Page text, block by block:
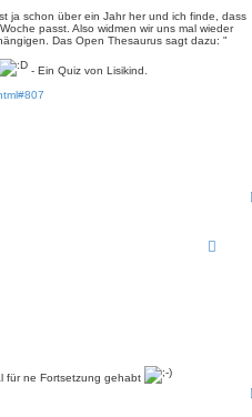
ja schon über ein Jahr her und ich finde, dass
passt. Also widmen wir uns mal wieder
Das Open Thesaurus sagt dazu: "
- Ein Quiz von Lisikind.
für ne Fortsetzung gehabt